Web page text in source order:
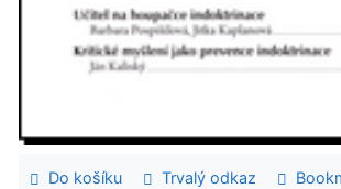
Do košíku Trvalý odkaz